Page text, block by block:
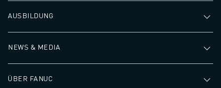
AUSBILDUNG
NEWS & MEDIA
ÜBER FANUC